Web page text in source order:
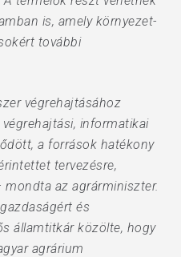
is, amely környezet-
további
végrehajtásához
informatikai
a források hatékony
tervezésre,
az agrárminiszter.
és
államtitkár közölte, hogy
agrárium